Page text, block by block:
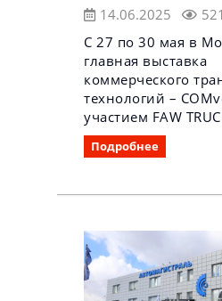
14.06.2025
521
С 27 по 30 мая в
главная выставка
коммерческого
технологий –
участием FAW
Подробнее